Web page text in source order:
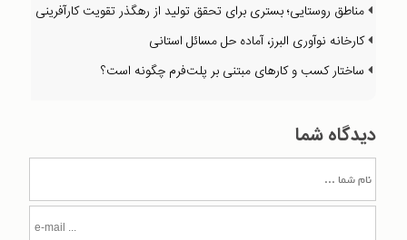
مناطق روستایی؛ بستری برای تحقق تولید از رهگذر تقویت کارآفرینی
کارخانه نوآوری البرز، آماده حل مسائل استانی
ساختار کسب و کارهای مبتنی بر پلت‌فرم چگونه است؟
دیدگاه شما